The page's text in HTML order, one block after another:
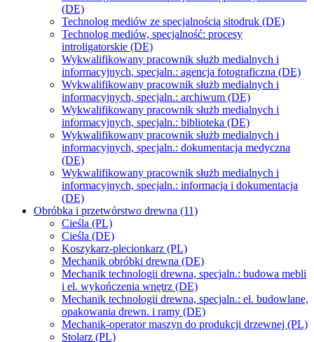
(DE)
Technolog mediów ze specjalnością sitodruk (DE)
Technolog mediów, specjalność: procesy
introligatorskie (DE)
Wykwalifikowany pracownik służb medialnych i
informacyjnych, specjaln.: agencja fotograficzna (DE)
Wykwalifikowany pracownik służb medialnych i
informacyjnych, specjaln.: archiwum (DE)
Wykwalifikowany pracownik służb medialnych i
informacyjnych, specjaln.: biblioteka (DE)
Wykwalifikowany pracownik służb medialnych i
informacyjnych, specjaln.: dokumentacja medyczna
(DE)
Wykwalifikowany pracownik służb medialnych i
informacyjnych, specjaln.: informacja i dokumentacja
(DE)
Obróbka i przetwórstwo drewna (11)
Cieśla (PL)
Cieśla (DE)
Koszykarz-plecionkarz (PL)
Mechanik obróbki drewna (DE)
Mechanik technologii drewna, specjaln.: budowa mebli
i el. wykończenia wnętrz (DE)
Mechanik technologii drewna, specjaln.: el. budowlane,
opakowania drewn. i ramy (DE)
Mechanik-operator maszyn do produkcji drzewnej (PL)
Stolarz (PL)